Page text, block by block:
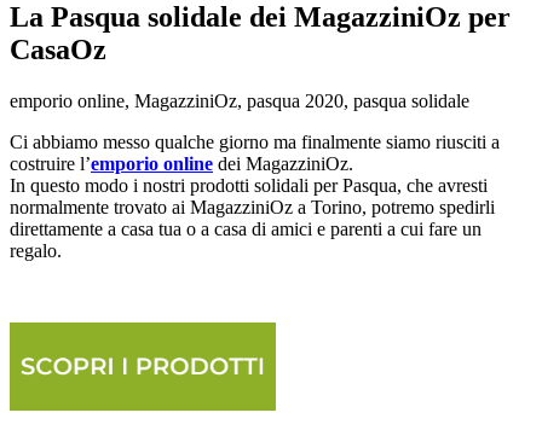
La Pasqua solidale dei MagazziniOz per
CasaOz
emporio online, MagazziniOz, pasqua 2020, pasqua solidale
Ci abbiamo messo qualche giorno ma finalmente siamo riusciti a
costruire l’emporio online dei MagazziniOz.
In questo modo i nostri prodotti solidali per Pasqua, che avresti
normalmente trovato ai MagazziniOz a Torino, potremo spedirli
direttamente a casa tua o a casa di amici e parenti a cui fare un
regalo.